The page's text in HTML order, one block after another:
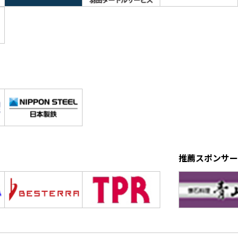
推薦スポンサー